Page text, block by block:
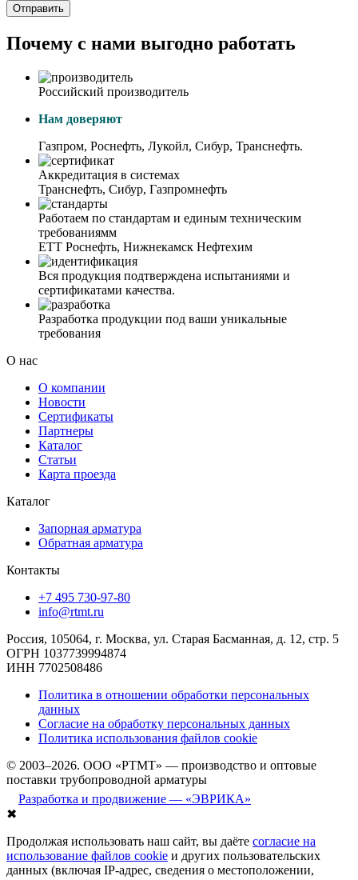
Отправить
Почему с нами выгодно работать
Российский производитель
Нам доверяют
Газпром, Роснефть, Лукойл, Сибур, Транснефть.
Аккредитация в системах
Транснефть, Сибур, Газпромнефть
Работаем по стандартам и единым техническим
требованиямм
ЕТТ Роснефть, Нижнекамск Нефтехим
Вся продукция подтверждена испытаниями и
сертификатами качества.
Разработка продукции под ваши уникальные
требования
О нас
О компании
Новости
Сертификаты
Партнеры
Каталог
Статьи
Карта проезда
Каталог
Запорная арматура
Обратная арматура
Контакты
+7 495 730-97-80
info@rtmt.ru
Россия, 105064, г. Москва, ул. Старая Басманная, д. 12, стр. 5
ОГРН 1037739994874
ИНН 7702508486
Политика в отношении обработки персональных
данных
Согласие на обработку персональных данных
Политика использования файлов cookie
© 2003–2026. ООО «РТМТ» — производство и оптовые
поставки трубопроводной арматуры
Разработка и продвижение — «ЭВРИКА»
✖
Продолжая использовать наш сайт, вы даёте согласие на
использование файлов cookie и других пользовательских
данных (включая IP-адрес, сведения о местоположении,